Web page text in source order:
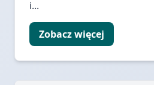
i...
Zobacz więcej